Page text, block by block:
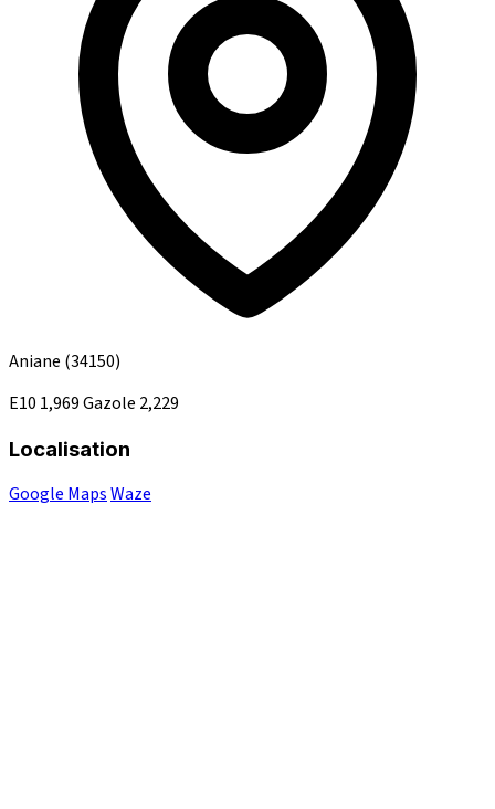
Aniane (34150)
E10 1,969Gazole 2,229
Localisation
Google MapsWaze